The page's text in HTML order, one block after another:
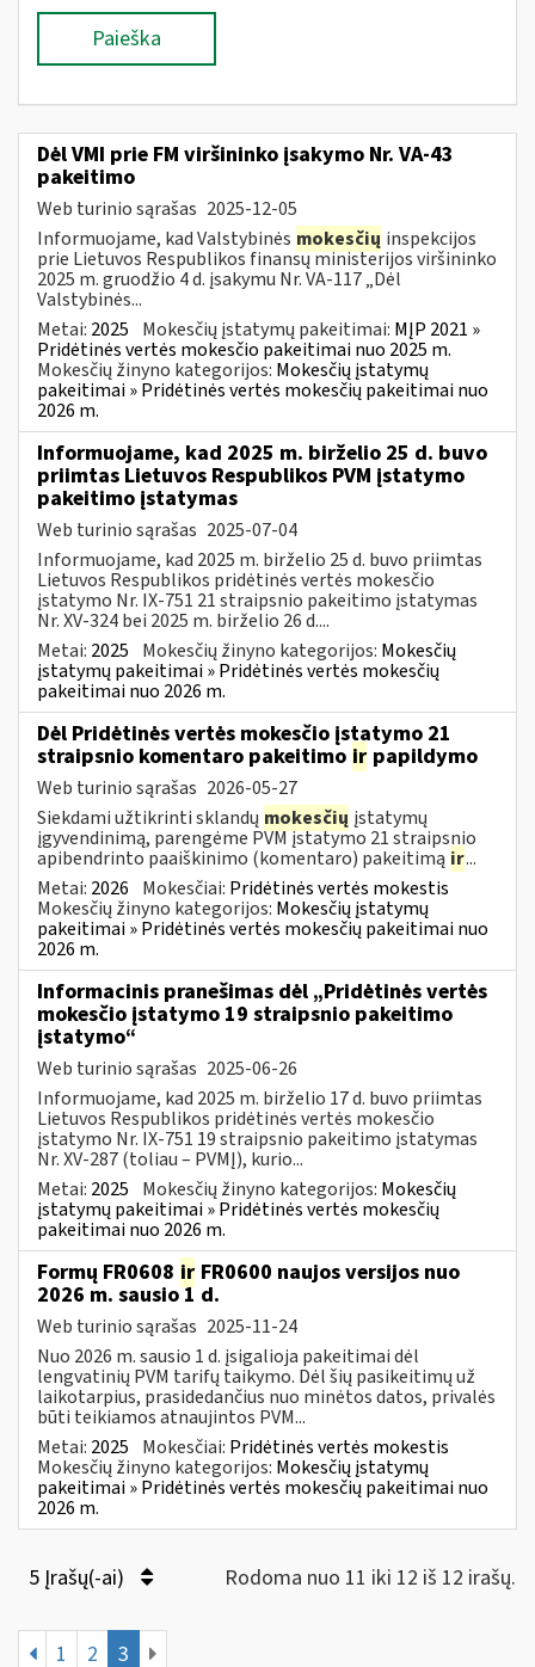
Paieška
Dėl VMI prie FM viršininko įsakymo Nr. VA-43
pakeitimo
Web turinio sąrašas 2025-12-05
Informuojame, kad Valstybinės mokesčių inspekcijos
prie Lietuvos Respublikos finansų ministerijos viršininko
2025 m. gruodžio 4 d. įsakymu Nr. VA-117 „Dėl
Valstybinės...
Metai: 2025 Mokesčių įstatymų pakeitimai: MĮP 2021 »
Pridėtinės vertės mokesčio pakeitimai nuo 2025 m.
Mokesčių žinyno kategorijos: Mokesčių įstatymų
pakeitimai » Pridėtinės vertės mokesčių pakeitimai nuo
2026 m.
Informuojame, kad 2025 m. birželio 25 d. buvo
priimtas Lietuvos Respublikos PVM įstatymo
pakeitimo įstatymas
Web turinio sąrašas 2025-07-04
Informuojame, kad 2025 m. birželio 25 d. buvo priimtas
Lietuvos Respublikos pridėtinės vertės mokesčio
įstatymo Nr. IX-751 21 straipsnio pakeitimo įstatymas
Nr. XV-324 bei 2025 m. birželio 26 d....
Metai: 2025 Mokesčių žinyno kategorijos: Mokesčių
įstatymų pakeitimai » Pridėtinės vertės mokesčių
pakeitimai nuo 2026 m.
Dėl Pridėtinės vertės mokesčio įstatymo 21
straipsnio komentaro pakeitimo ir papildymo
Web turinio sąrašas 2026-05-27
Siekdami užtikrinti sklandų mokesčių įstatymų
įgyvendinimą, parengėme PVM įstatymo 21 straipsnio
apibendrinto paaiškinimo (komentaro) pakeitimą ir...
Metai: 2026 Mokesčiai: Pridėtinės vertės mokestis
Mokesčių žinyno kategorijos: Mokesčių įstatymų
pakeitimai » Pridėtinės vertės mokesčių pakeitimai nuo
2026 m.
Informacinis pranešimas dėl „Pridėtinės vertės
mokesčio įstatymo 19 straipsnio pakeitimo
įstatymo“
Web turinio sąrašas 2025-06-26
Informuojame, kad 2025 m. birželio 17 d. buvo priimtas
Lietuvos Respublikos pridėtinės vertės mokesčio
įstatymo Nr. IX-751 19 straipsnio pakeitimo įstatymas
Nr. XV-287 (toliau – PVMĮ), kurio...
Metai: 2025 Mokesčių žinyno kategorijos: Mokesčių
įstatymų pakeitimai » Pridėtinės vertės mokesčių
pakeitimai nuo 2026 m.
Formų FR0608 ir FR0600 naujos versijos nuo
2026 m. sausio 1 d.
Web turinio sąrašas 2025-11-24
Nuo 2026 m. sausio 1 d. įsigalioja pakeitimai dėl
lengvatinių PVM tarifų taikymo. Dėl šių pasikeitimų už
laikotarpius, prasidedančius nuo minėtos datos, privalės
būti teikiamos atnaujintos PVM...
Metai: 2025 Mokesčiai: Pridėtinės vertės mokestis
Mokesčių žinyno kategorijos: Mokesčių įstatymų
pakeitimai » Pridėtinės vertės mokesčių pakeitimai nuo
2026 m.
5 Įrašų(-ai) Rodoma nuo 11 iki 12 iš 12 irašų.
1 2 3